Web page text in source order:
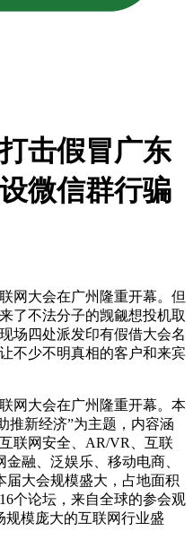
击假冒广东
微信群行骗
网大会在广州隆重开幕。但
了不法分子的觊觎想投机取
场四处派发印有假借大会名
不少不明真相的客户和来宾
大会在广州隆重开幕。本
新经济”为主题，内容涵
联网安全、AR/VR、互联
融、泛娱乐、移动电商、
届大会规模盛大，占地面积
个论坛，来自全球的参会观
规模庞大的互联网行业盛